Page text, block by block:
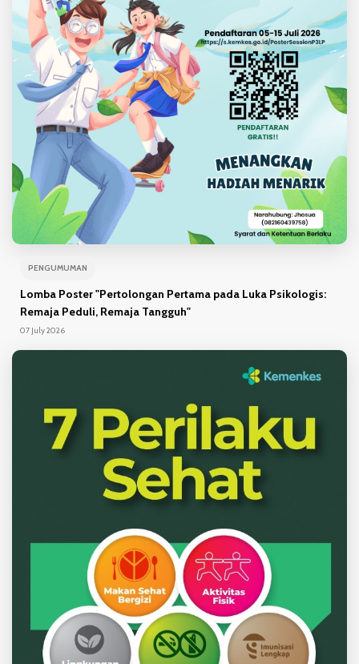
PENGUMUMAN
Lomba Poster "Pertolongan Pertama pada Luka Psikologis:
Remaja Peduli, Remaja Tangguh"
07 July 2026